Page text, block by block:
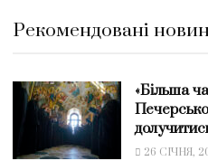
Рекомендовані
«Більша
26 СІЧНЯ,